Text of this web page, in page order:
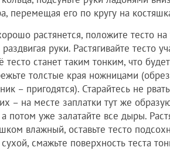
перемещая его по кругу на
растянется, положите тесто
руки. Растягивайте тесто
тесто станет таким тонким, что
толстые края ножницами
– пригодятся). Старайтесь не
– на месте заплатки тут же
а потом уже залатайте все дыры.
влажный, оставьте тесто
смажьте поверхность теста